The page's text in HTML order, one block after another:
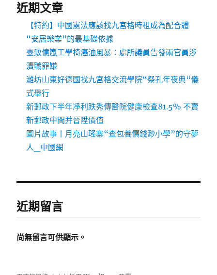
近期文章
【特約】中國憲法應該找九宮格時租成為配合體
“安居樂業”的最基礎依據
臺致億嵐工學椅癌油風暴：處所議員告發兩官員涉
瀆職罪嫌
濰坊山東好德國找九宮格交流學院“祭孔年夜典“儀
式舉行
新郵政下半年凈利跌秀傳醫院健康檢查81.5% 不賣
新郵政中間并晉陞價值
圖片故事丨月亮山瑤寨“查包養價錢渺小學”的守夢
人_中國網
近期留言
尚無留言可供顯示。